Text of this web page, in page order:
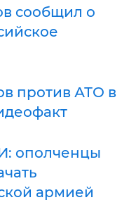
сообщил о
против АТО в
ополченцы
армией